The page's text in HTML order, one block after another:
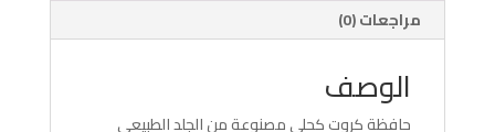
مراجعات (0)
الوصف
حافظة كروت كحلي مصنوعة من الجلد الطبيعي